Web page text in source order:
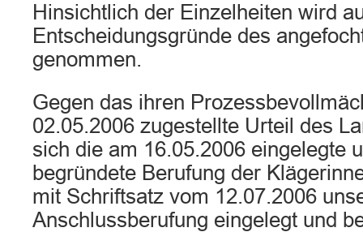
Hinsichtlich der Einzelheiten wird
Entscheidungsgründe des
genommen.
Gegen das ihren
02.05.2006 zugestellte Urteil des
sich die am 16.05.2006 eingelegte
begründete Berufung der
mit Schriftsatz vom 12.07.2006
Anschlussberufung eingelegt und